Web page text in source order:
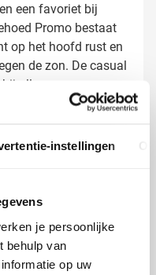
instellingen
je persoonlijke
behulp van
op uw
een favoriet bij
Promo bestaat
op het hoofd rust en
de zon. De casual
alle
maximaal is.
maken we van
of slogan
op het katoenen